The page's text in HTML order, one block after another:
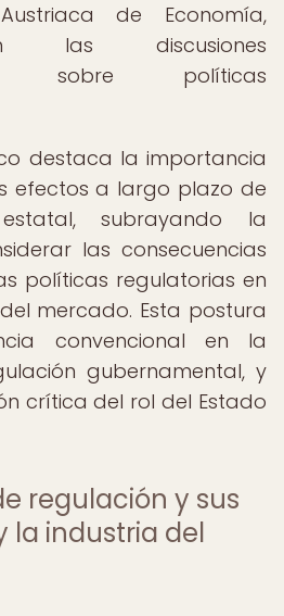
de Economía,
las discusiones
sobre políticas
destaca la importancia
efectos a largo plazo de
subrayando la
las consecuencias
políticas regulatorias en
mercado. Esta postura
convencional en la
gubernamental, y
crítica del rol del Estado
regulación y sus
la industria del